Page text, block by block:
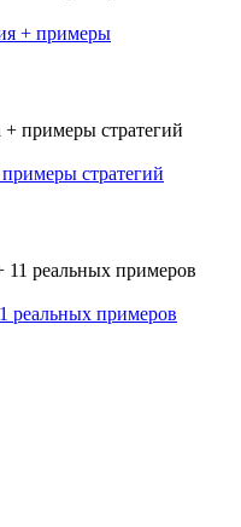
+ примеры
стратегий
реальных примеров